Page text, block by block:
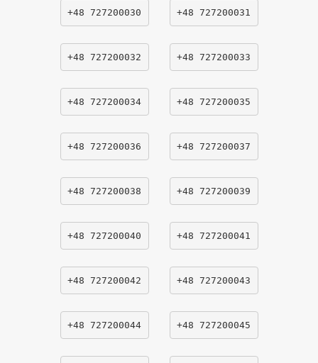
+48 727200030 +48 727200031
+48 727200032 +48 727200033
+48 727200034 +48 727200035
+48 727200036 +48 727200037
+48 727200038 +48 727200039
+48 727200040 +48 727200041
+48 727200042 +48 727200043
+48 727200044 +48 727200045